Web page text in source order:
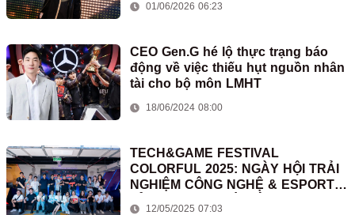
01/06/2026 06:23
CEO Gen.G hé lộ thực trạng báo
động về việc thiếu hụt nguồn nhân
tài cho bộ môn LMHT
18/06/2024 08:00
TECH&GAME FESTIVAL
COLORFUL 2025: NGÀY HỘI TRẢI
NGHIỆM CÔNG NGHỆ & ESPORTS
12/05/2025 07:03